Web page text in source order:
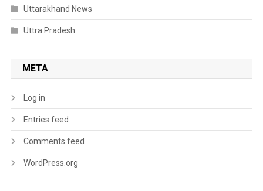
Uttarakhand News
Uttra Pradesh
META
Log in
Entries feed
Comments feed
WordPress.org